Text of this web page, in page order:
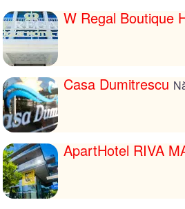
W Regal Boutique
Casa Dumitrescu
ApartHotel RIVA